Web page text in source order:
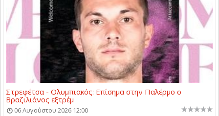
Στρεφέτσα - Ολυμπιακός: Επίσημα στην Παλέρμο ο
Βραζιλιάνος εξτρέμ
06 Αυγούστου 2026 12:00